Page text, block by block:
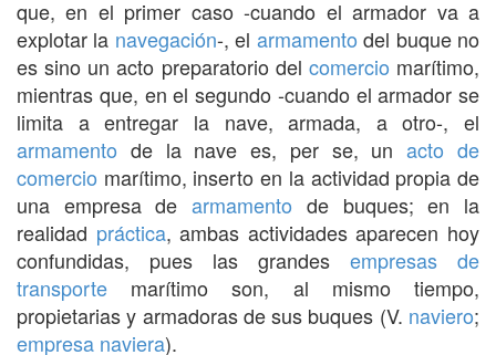
que, en el primer caso -cuando el armador va a
explotar la navegación-, el armamento del buque no
es sino un acto preparatorio del comercio marítimo,
mientras que, en el segundo -cuando el armador se
limita a entregar la nave, armada, a otro-, el
armamento de la nave es, per se, unacto de
comercio marítimo, inserto en la actividad propia de
una empresa dearmamento de buques; en la
realidad práctica, ambas actividades aparecen hoy
confundidas, pues las grandes empresas de
transporte marítimo son, al mismo tiempo,
propietarias y armadoras de sus buques (V. naviero;
empresa naviera).